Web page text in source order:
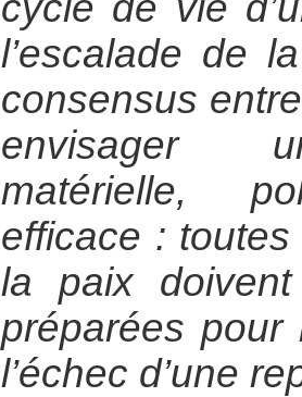
l’escalade de
consensus
envisager
matérielle,
efficace :
la paix doivent
préparées
l’échec d’une